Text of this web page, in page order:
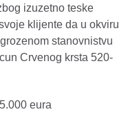
izuzetno teske
klijente da u okviru
stanovnistvu
Crvenog krsta 520-